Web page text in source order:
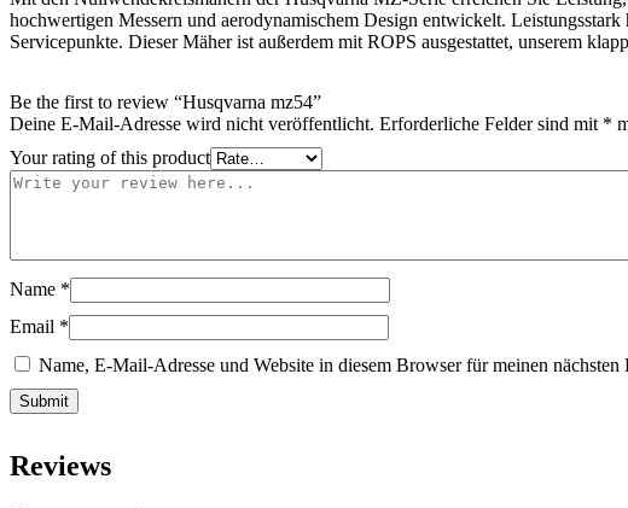
hochwertigen Messern und aerodynamischem Design entwickelt.
Servicepunkte. Dieser Mäher ist außerdem mit ROPS ausgestattet, unserem
Be the first to review “Husqvarna mz54”
Deine E-Mail-Adresse wird nicht veröffentlicht. Erforderliche Felder sind mit *
Your rating of this product
Name *
Email *
Name, E-Mail-Adresse und Website in diesem Browser für meinen nächsten
Reviews